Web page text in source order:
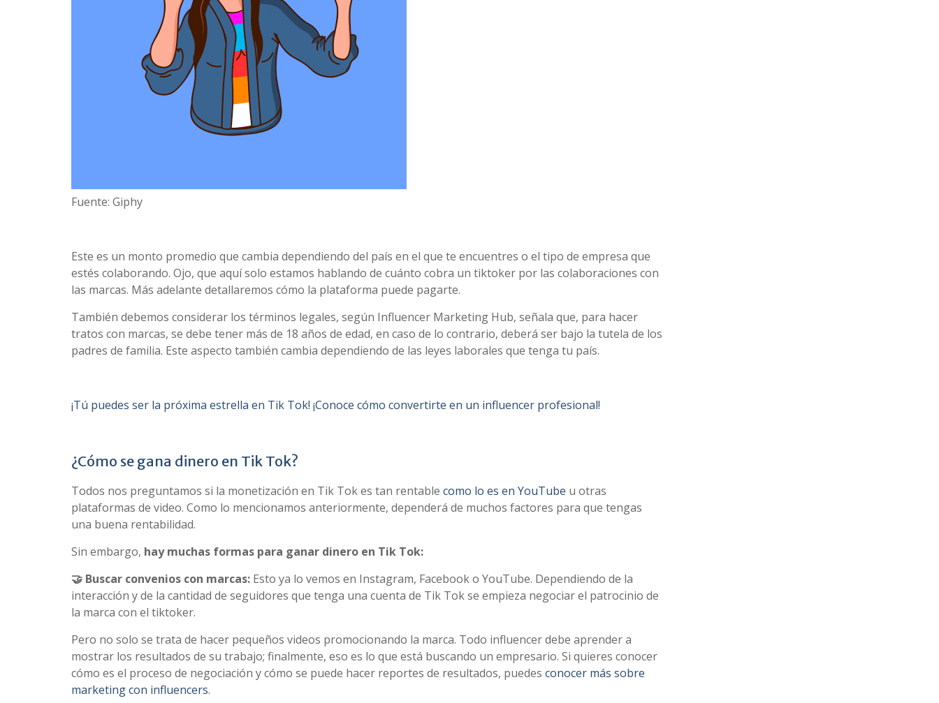
Fuente: Giphy
Este es un monto promedio que cambia dependiendo del país en el que te encuentres o el tipo de empresa que
estés colaborando. Ojo, que aquí solo estamos hablando de cuánto cobra un tiktoker por las colaboraciones con
las marcas. Más adelante detallaremos cómo la plataforma puede pagarte.
También debemos considerar los términos legales, según Influencer Marketing Hub, señala que, para hacer
tratos con marcas, se debe tener más de 18 años de edad, en caso de lo contrario, deberá ser bajo la tutela de los
padres de familia. Este aspecto también cambia dependiendo de las leyes laborales que tenga tu país.
¡Tú puedes ser la próxima estrella en Tik Tok! ¡Conoce cómo convertirte en un influencer profesional!
¿Cómo se gana dinero en Tik Tok?
Todos nos preguntamos si la monetización en Tik Tok es tan rentable como lo es en YouTube u otras
plataformas de video. Como lo mencionamos anteriormente, dependerá de muchos factores para que tengas
una buena rentabilidad.
Sin embargo, hay muchas formas para ganar dinero en Tik Tok:
🤝 Buscar convenios con marcas: Esto ya lo vemos en Instagram, Facebook o YouTube. Dependiendo de la
interacción y de la cantidad de seguidores que tenga una cuenta de Tik Tok se empieza negociar el patrocinio de
la marca con el tiktoker.
Pero no solo se trata de hacer pequeños videos promocionando la marca. Todo influencer debe aprender a
mostrar los resultados de su trabajo; finalmente, eso es lo que está buscando un empresario. Si quieres conocer
cómo es el proceso de negociación y cómo se puede hacer reportes de resultados, puedes conocer más sobre
marketing con influencers.